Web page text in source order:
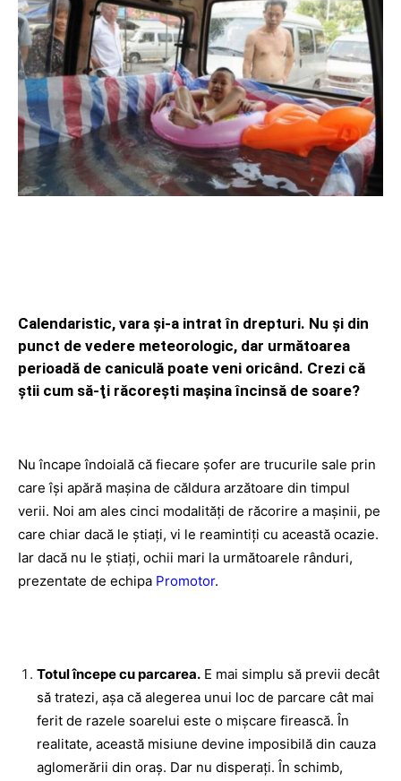
Calendaristic, vara şi-a intrat în drepturi. Nu şi din
punct de vedere meteorologic, dar următoarea
perioadă de caniculă poate veni oricând. Crezi că
ştii cum să-ţi răcoreşti maşina încinsă de soare?
Nu încape îndoială că fiecare şofer are trucurile sale prin
care îşi apără maşina de căldura arzătoare din timpul
verii. Noi am ales cinci modalităţi de răcorire a maşinii, pe
care chiar dacă le ştiaţi, vi le reamintiţi cu această ocazie.
Iar dacă nu le ştiaţi, ochii mari la următoarele rânduri,
prezentate de echipa Promotor.
Totul începe cu parcarea. E mai simplu să previi decât
să tratezi, aşa că alegerea unui loc de parcare cât mai
ferit de razele soarelui este o mişcare firească. În
realitate, această misiune devine imposibilă din cauza
aglomerării din oraş. Dar nu disperaţi. În schimb,